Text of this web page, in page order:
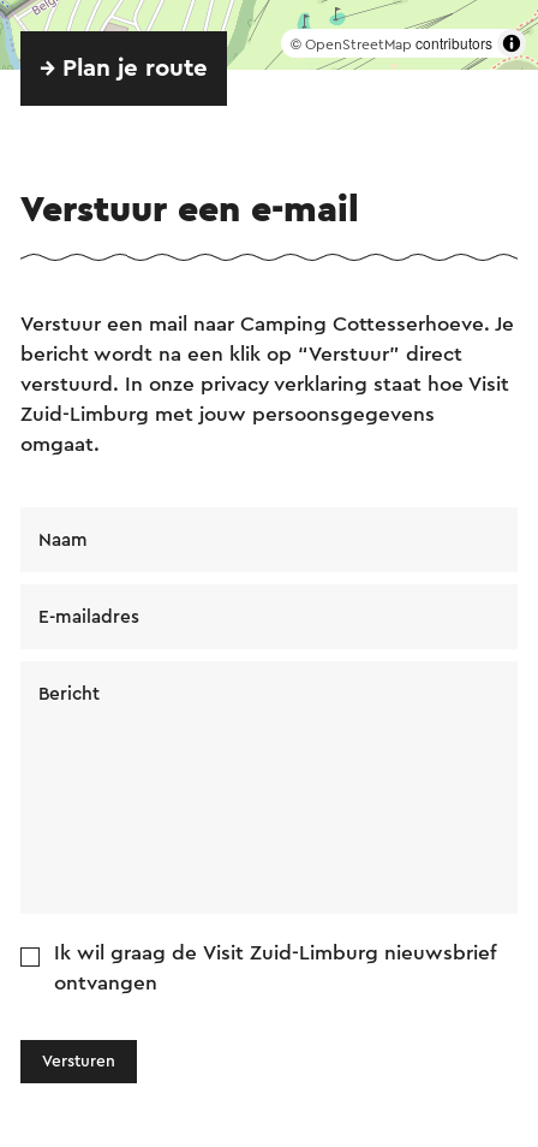
© OpenStreetMap contributors
→ Plan je route
Verstuur een e-mail
Verstuur een mail naar Camping Cottesserhoeve. Je
bericht wordt na een klik op “Verstuur” direct
verstuurd. In onze privacy verklaring staat hoe Visit
Zuid-Limburg met jouw persoonsgegevens
omgaat.
Naam
E-mailadres
Bericht
Ik wil graag de Visit Zuid-Limburg nieuwsbrief
ontvangen
Versturen